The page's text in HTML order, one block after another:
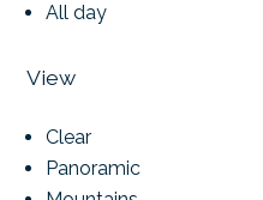
All day
View
Clear
Panoramic